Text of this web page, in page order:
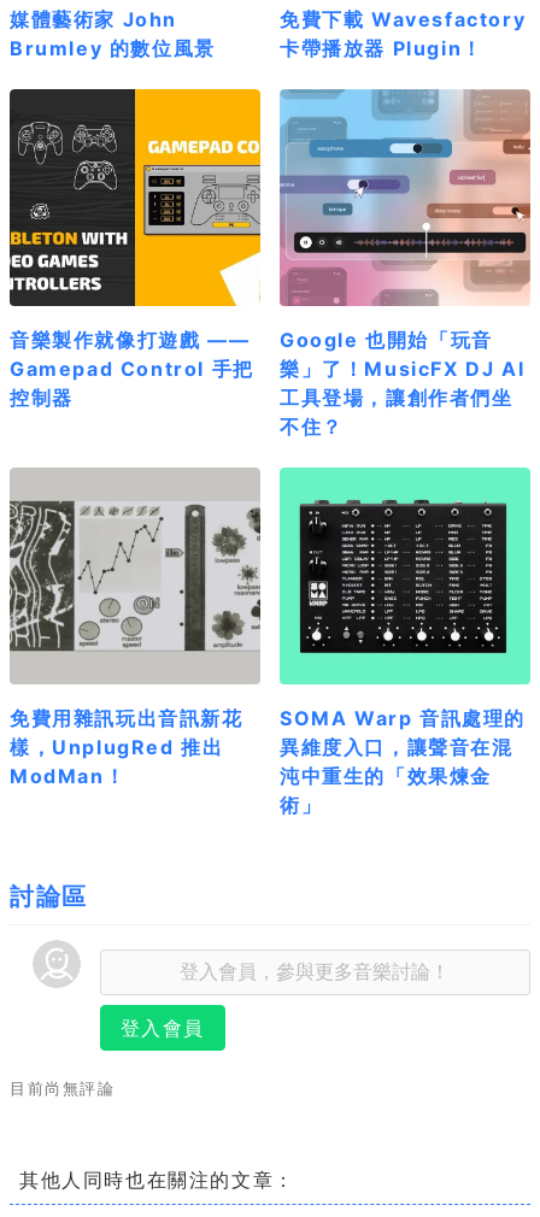
媒體藝術家 John
Brumley 的數位風景
免費下載 Wavesfactory
卡帶播放器 Plugin！
音樂製作就像打遊戲 ——
Gamepad Control 手把
控制器
Google 也開始「玩音
樂」了！MusicFX DJ AI
工具登場，讓創作者們坐
不住？
免費用雜訊玩出音訊新花
樣，UnplugRed 推出
ModMan！
SOMA Warp 音訊處理的
異維度入口，讓聲音在混
沌中重生的「效果煉金
術」
討論區
登入會員
目前尚無評論
其他人同時也在關注的文章：